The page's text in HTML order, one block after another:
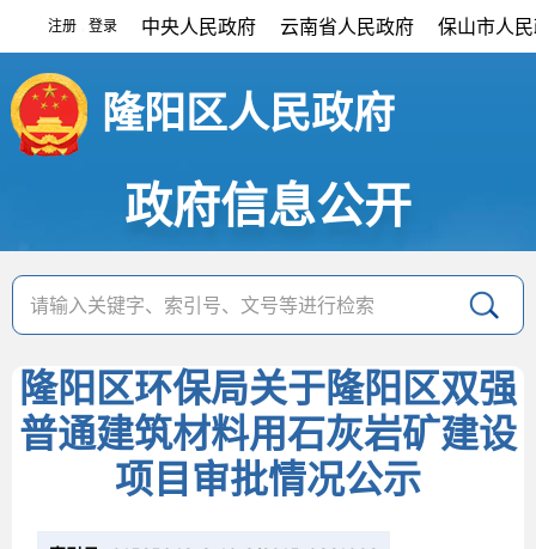
注册 登录 中央人民政府 云南省人民政府 保山市人
隆阳区人民政府
政府信息公开
隆阳区环保局关于隆阳区双强
普通建筑材料用石灰岩矿建设
项目审批情况公示